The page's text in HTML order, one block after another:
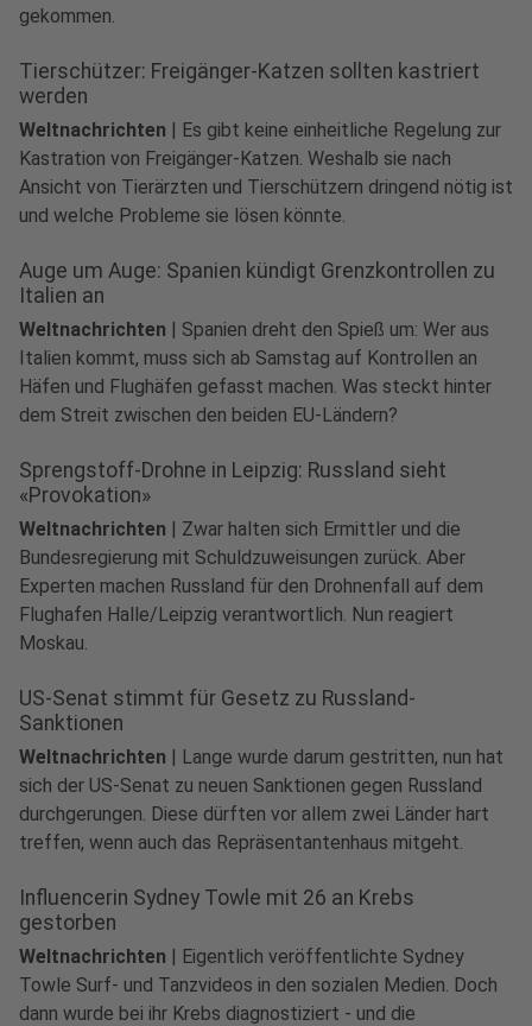
gekommen.
Tierschützer: Freigänger-Katzen sollten kastriert
werden
Weltnachrichten | Es gibt keine einheitliche Regelung zur
Kastration von Freigänger-Katzen. Weshalb sie nach
Ansicht von Tierärzten und Tierschützern dringend nötig ist
und welche Probleme sie lösen könnte.
Auge um Auge: Spanien kündigt Grenzkontrollen zu
Italien an
Weltnachrichten | Spanien dreht den Spieß um: Wer aus
Italien kommt, muss sich ab Samstag auf Kontrollen an
Häfen und Flughäfen gefasst machen. Was steckt hinter
dem Streit zwischen den beiden EU-Ländern?
Sprengstoff-Drohne in Leipzig: Russland sieht
«Provokation»
Weltnachrichten | Zwar halten sich Ermittler und die
Bundesregierung mit Schuldzuweisungen zurück. Aber
Experten machen Russland für den Drohnenfall auf dem
Flughafen Halle/Leipzig verantwortlich. Nun reagiert
Moskau.
US-Senat stimmt für Gesetz zu Russland-
Sanktionen
Weltnachrichten | Lange wurde darum gestritten, nun hat
sich der US-Senat zu neuen Sanktionen gegen Russland
durchgerungen. Diese dürften vor allem zwei Länder hart
treffen, wenn auch das Repräsentantenhaus mitgeht.
Influencerin Sydney Towle mit 26 an Krebs
gestorben
Weltnachrichten | Eigentlich veröffentlichte Sydney
Towle Surf- und Tanzvideos in den sozialen Medien. Doch
dann wurde bei ihr Krebs diagnostiziert - und die